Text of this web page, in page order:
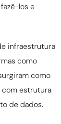
los e
infraestrutura
como
como
com estrutura
de dados.